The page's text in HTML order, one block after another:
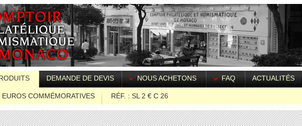
DEMANDE DE DEVIS NOUS ACHETONS FAQ ACTUALITÉS
EUROS COMMÉMORATIVES RÉF. : SL 2 € C 26